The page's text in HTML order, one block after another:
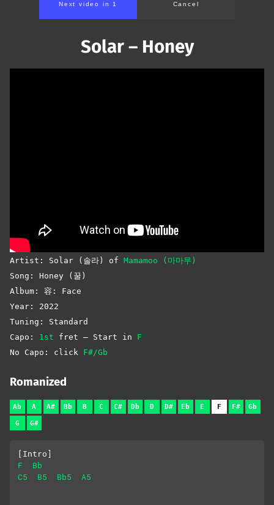
Solar – Honey
Artist: Solar (솔라) of Mamamoo (마마무)
Song: Honey (꿀)
Album: 容: Face
Year: 2022
Tuning: Standard
Capo: 1st fret – Start in F
No Capo: click F#/Gb
Romanized
Ab A A# Bb B C C# Db D D# Eb E F F# Gb
G G#
[Intro]
F
Bb
C5
B5 Bb5 A5